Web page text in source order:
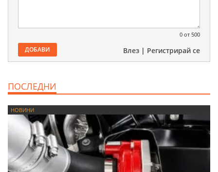
0 от 500
ДОБАВИ Влез | Регистрирай се
ПОСЛЕДНИ
НОВИНИ